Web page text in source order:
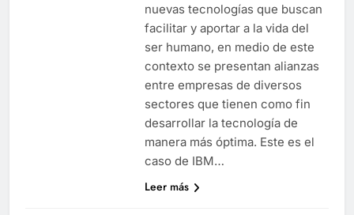
nuevas tecnologías que buscan
facilitar y aportar a la vida del
ser humano, en medio de este
contexto se presentan alianzas
entre empresas de diversos
sectores que tienen como fin
desarrollar la tecnología de
manera más óptima. Este es el
caso de IBM…
Leer más